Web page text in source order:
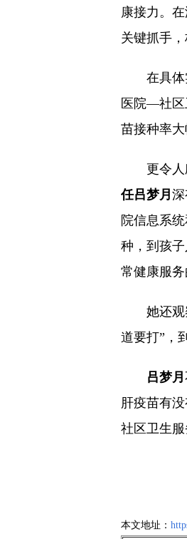
康接力。
关键抓手
在具
医院—社区
苗接种率大
更令
任吕梦月
院信息系
种，到孩
常健康服
她还
道要打”，
吕梦月
肝疫苗有
社区卫生服
本文地址：